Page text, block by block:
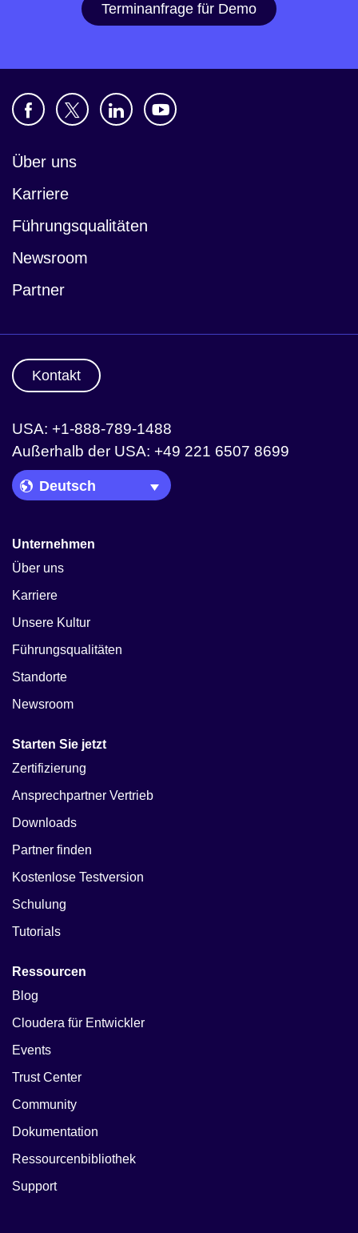
Terminanfrage für Demo
Über uns
Karriere
Führungsqualitäten
Newsroom
Partner
Kontakt
USA: +1-888-789-1488
Außerhalb der USA: +49 221 6507 8699
Language Picker
Unternehmen
Über uns
Karriere
Unsere Kultur
Führungsqualitäten
Standorte
Newsroom
Starten Sie jetzt
Zertifizierung
Ansprechpartner Vertrieb
Downloads
Partner finden
Kostenlose Testversion
Schulung
Tutorials
Ressourcen
Blog
Cloudera für Entwickler
Events
Trust Center
Community
Dokumentation
Ressourcenbibliothek
Support